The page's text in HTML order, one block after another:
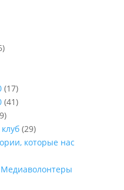
(17)
(41)
(29)
которые нас